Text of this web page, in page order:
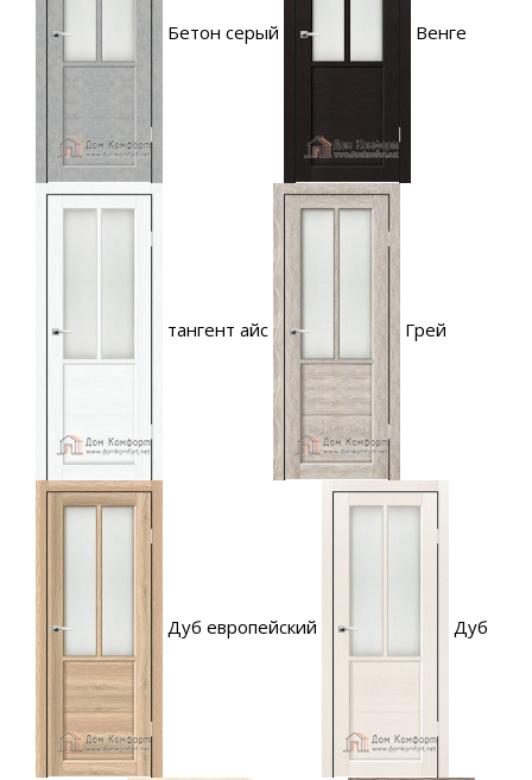
Бетон серый Венге
тангент айс Грей
Дуб европейский Дуб